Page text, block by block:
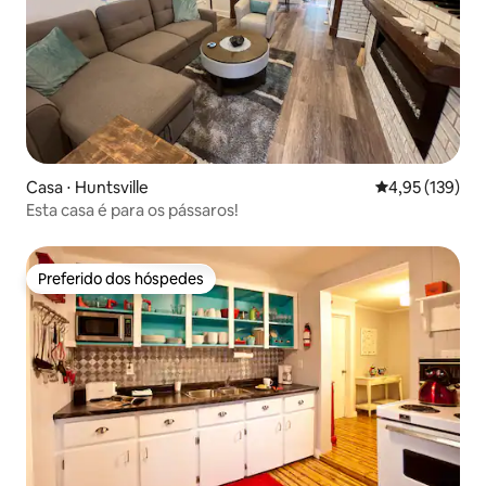
Casa ⋅ Huntsville 4,95 de uma
4,95 (139)
Esta casa é para os pássaros!
Preferido dos hóspedes
Preferido dos hóspedes